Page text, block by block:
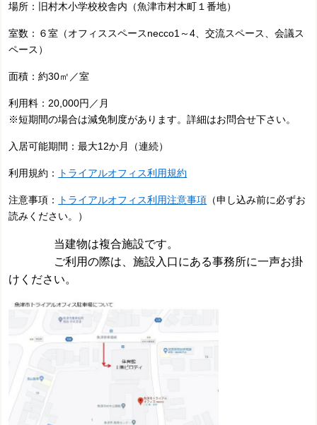
場所：旧村木小学校校舎内（魚津市村木町１番地）
室数：６室（オフィススペースnecco1～4、交流スペース、会議ス
ペース）
面積：約30㎡／室
利用料：20,000円／月
※短期間の場合は減免制度があります。詳細はお問合せ下さい。
入居可能期間：最大12か月（連続）
利用規約： トライアルオフィス利用規約
注意事項： トライアルオフィス利用注意事項 （申し込み前に必ずお
読みください。）
当建物は複合施設です。
ご利用の際は、施設入口にある事務所に一声お掛
けください。